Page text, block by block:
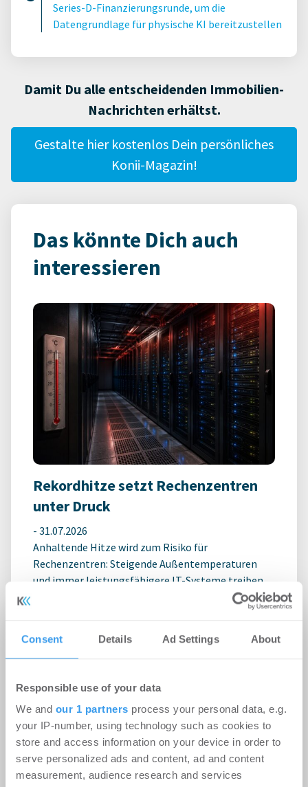
Consent Details Ad Settings About
Responsible use of your data
We and our 1 partners process your personal data, e.g.
your IP-number, using technology such as cookies to
store and access information on your device in order to
serve personalized ads and content, ad and content
measurement, audience research and services
Series-D-Finanzierungsrunde, um die
Datengrundlage für physische KI bereitzustellen
Damit Du alle entscheidenden Immobilien-
Nachrichten erhältst.
Gestalte hier kostenlos Dein persönliches
Konii-Magazin!
Das könnte Dich auch
interessieren
Rekordhitze setzt Rechenzentren
unter Druck
- 31.07.2026
Anhaltende Hitze wird zum Risiko für
Rechenzentren: Steigende Außentemperaturen
und immer leistungsfähigere IT-Systeme treiben
Ingeborg-Warschke-Nachwuchspreis
möglich – Bundesbauministerin
Verena Hubertz abermals
Schirmherrin
-08.07.2026
Login für den ganzen Artikel Wenn noch nicht